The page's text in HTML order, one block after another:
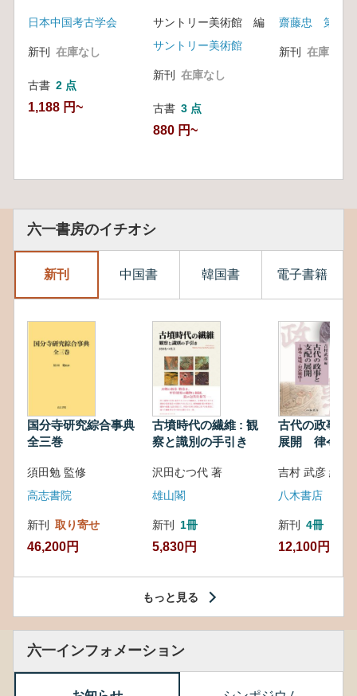
日本中国考古学会
新刊 在庫なし
古書 2 点
1,188 円~
サントリー美術館 編
サントリー美術館
新刊 在庫なし
古書 3 点
880 円~
齋藤忠 第一
新刊 在庫なし
六一書房のイチオシ
新刊 中国書 韓国書 電子書籍
国分寺研究綜合事典
全三巻
須田勉 監修
高志書院
新刊 取り寄せ
46,200円
古墳時代の繊維 : 観
察と識別の手引き
沢田むつ代 著
雄山閣
新刊 1冊
5,830円
古代の政事と
展開 律令・
吉村 武彦 編集
八木書店
新刊 4冊
12,100円
もっと見る
六一インフォメーション